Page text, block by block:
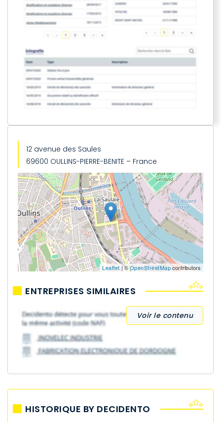
12 avenue des Saules
69600 OULLINS-PIERRE-BENITE – France
Leaflet| ©OpenStreetMapcontributors
ENTREPRISES SIMILAIRES
Voir le contenu
HISTORIQUE BY DECIDENTO